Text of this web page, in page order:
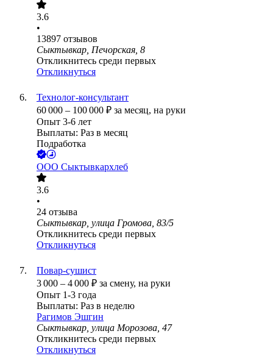
3.6
•
13897 отзывов
Сыктывкар, Печорская, 8
Откликнитесь среди первых
Откликнуться
Технолог-консультант
60 000 – 100 000 ₽ за месяц, на руки
Опыт 3-6 лет
Выплаты: Раз в месяц
Подработка
ООО Сыктывкархлеб
3.6
•
24 отзыва
Сыктывкар, улица Громова, 83/5
Откликнитесь среди первых
Откликнуться
Повар-сушист
3 000 – 4 000 ₽ за смену, на руки
Опыт 1-3 года
Выплаты: Раз в неделю
Рагимов Эшгин
Сыктывкар, улица Морозова, 47
Откликнитесь среди первых
Откликнуться